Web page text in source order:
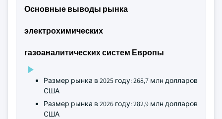
Основные выводы рынка
электрохимических
газоаналитических систем Европы
Размер рынка в 2025 году: 268,7 млн долларов
США
Размер рынка в 2026 году: 282,9 млн долларов
США